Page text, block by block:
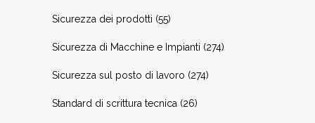
Sicurezza dei prodotti (55)
Sicurezza di Macchine e Impianti (274)
Sicurezza sul posto di lavoro (274)
Standard di scrittura tecnica (26)